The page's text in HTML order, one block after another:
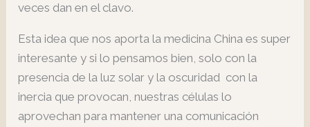
veces dan en el clavo.
Esta idea que nos aporta la medicina China es super
interesante y si lo pensamos bien, solo con la
presencia de la luz solar y la oscuridad con la
inercia que provocan, nuestras células lo
aprovechan para mantener una comunicación